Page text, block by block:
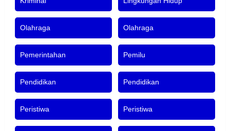
Olahraga Olahraga
Pemerintahan Pemilu
Pendidikan Pendidikan
Peristiwa Peristiwa